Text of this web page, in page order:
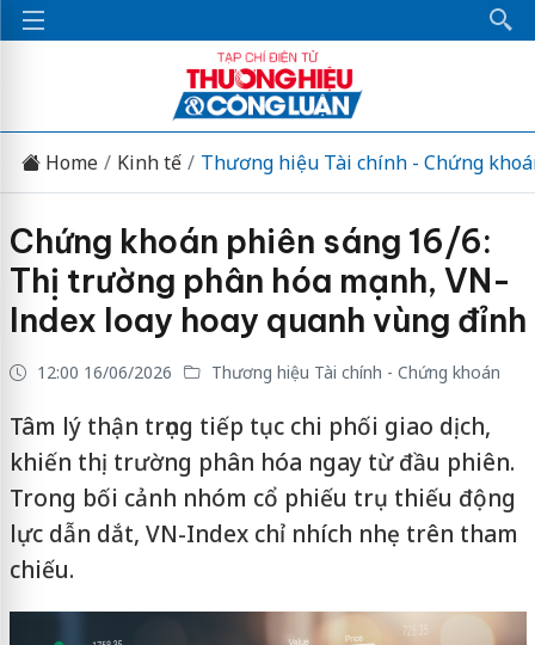
Home Kinh tế Thương hiệu Tài chính - Chứng
Chứng khoán phiên sáng 16/6:
Thị trường phân hóa mạnh, VN-
Index loay hoay quanh vùng đỉnh
12:00 16/06/2026 Thương hiệu Tài chính - Chứng khoán
Tâm lý thận trọng tiếp tục chi phối giao dịch,
khiến thị trường phân hóa ngay từ đầu phiên.
Trong bối cảnh nhóm cổ phiếu trụ thiếu động
lực dẫn dắt, VN-Index chỉ nhích nhẹ trên tham
chiếu.